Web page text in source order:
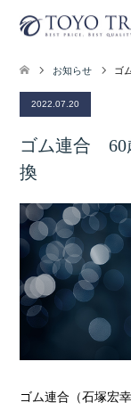
お知らせ ゴ
2022.07.20
ゴム連合 60
換
ゴム連合（石塚宏